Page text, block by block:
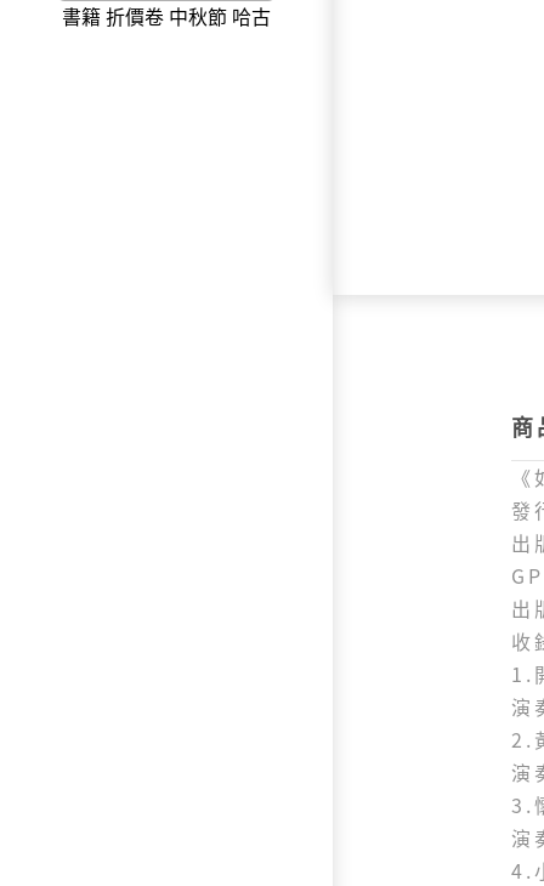
書籍折價卷 中秋節 哈古
商
發
出
出
收
1.
演
2.
演
3.
演
4.